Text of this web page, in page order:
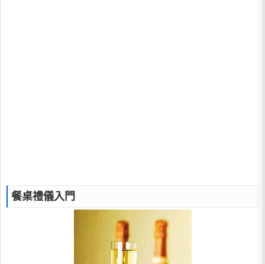
餐桌禮儀入門